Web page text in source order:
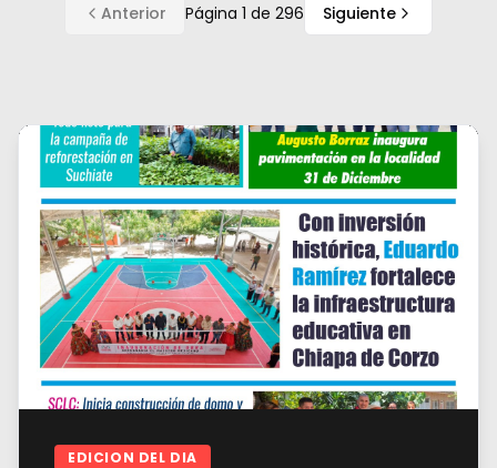
Anterior Página 1 de 296 Siguiente
EDICION DEL DIA